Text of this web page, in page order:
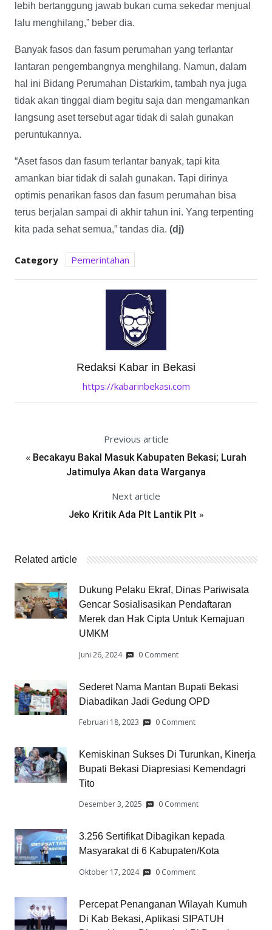
lebih bertanggung jawab bukan cuma sekedar menjual
lalu menghilang,” beber dia.
Banyak fasos dan fasum perumahan yang terlantar
lantaran pengembangnya menghilang. Namun, dalam
hal ini Bidang Perumahan Distarkim, tambah nya juga
tidak akan tinggal diam begitu saja dan mengamankan
langsung aset tersebut agar tidak di salah gunakan
peruntukannya.
“Aset fasos dan fasum terlantar banyak, tapi kita
amankan biar tidak di salah gunakan. Tapi dirinya
optimis penarikan fasos dan fasum perumahan bisa
terus berjalan sampai di akhir tahun ini. Yang terpenting
kita pada sehat semua,” tandas dia. (dj)
Category Pemerintahan
Redaksi Kabar in Bekasi
https://kabarinbekasi.com
Previous article
« Becakayu Bakal Masuk Kabupaten Bekasi; Lurah
Jatimulya Akan data Warganya
Next article
Jeko Kritik Ada Plt Lantik Plt »
Related article
Dukung Pelaku Ekraf, Dinas Pariwisata
Gencar Sosialisasikan Pendaftaran
Merek dan Hak Cipta Untuk Kemajuan
UMKM
Juni 26, 2024 0 Comment
Sederet Nama Mantan Bupati Bekasi
Diabadikan Jadi Gedung OPD
Februari 18, 2023 0 Comment
Kemiskinan Sukses Di Turunkan, Kinerja
Bupati Bekasi Diapresiasi Kemendagri
Tito
Desember 3, 2025 0 Comment
3.256 Sertifikat Dibagikan kepada
Masyarakat di 6 Kabupaten/Kota
Oktober 17, 2024 0 Comment
Percepat Penanganan Wilayah Kumuh
Di Kab Bekasi, Aplikasi SIPATUH